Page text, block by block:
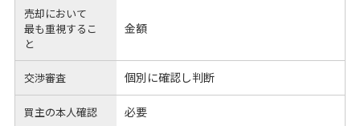
売却において
最も重視するこ
と
金額
交渉審査 個別に確認し判断
買主の本人確認 必要